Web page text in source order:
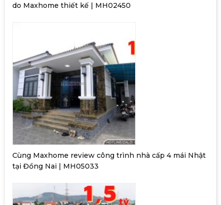
do Maxhome thiết kế | MH02450
Cùng Maxhome review công trình nhà cấp 4 mái Nhật
tại Đồng Nai | MH05033